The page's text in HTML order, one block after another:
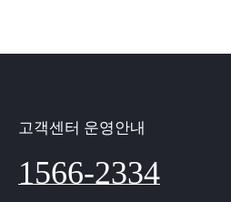
고객센터 운영안내
1566-2334